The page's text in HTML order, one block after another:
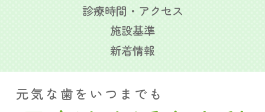
診療時間・アクセス
施設基準
新着情報
元気な歯をいつまでも